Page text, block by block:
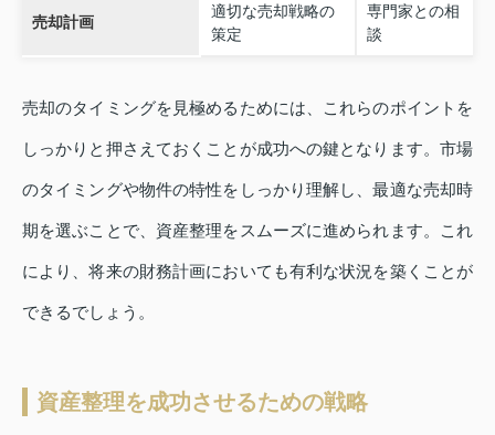
売却計画
適切な売却戦略の
策定
専門家との相
談
売却のタイミングを見極めるためには、これらのポイントを
しっかりと押さえておくことが成功への鍵となります。市場
のタイミングや物件の特性をしっかり理解し、最適な売却時
期を選ぶことで、資産整理をスムーズに進められます。これ
により、将来の財務計画においても有利な状況を築くことが
できるでしょう。
資産整理を成功させるための戦略